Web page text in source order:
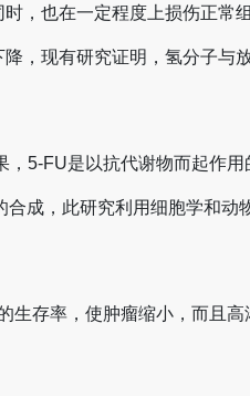
，也在一定程度上损伤正常
，现有研究证明，氢分子与
5-FU是以抗代谢物而起作
成，此研究利用细胞学和动
存率，使肿瘤缩小，而且